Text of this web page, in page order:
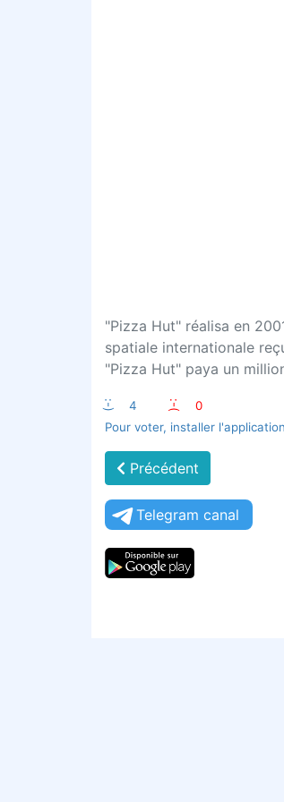
"Pizza Hut" réalisa en
spatiale internationale
"Pizza Hut" paya un
:-) 4 :-(
0
Pour voter, installer
Précédent
Telegram canal